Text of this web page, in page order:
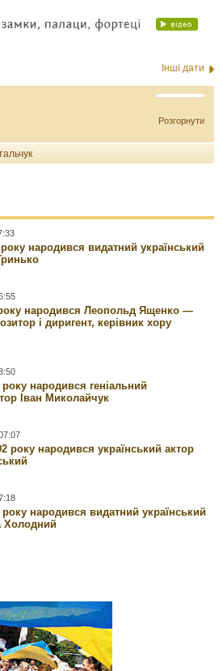
Інші дати
Розгорнути
народився видатний український
народився Леопольд Ященко —
і диригент, керівник хору
народився геніальний
Іван Миколайчук
року народився український актор
народився видатний український
Холодний